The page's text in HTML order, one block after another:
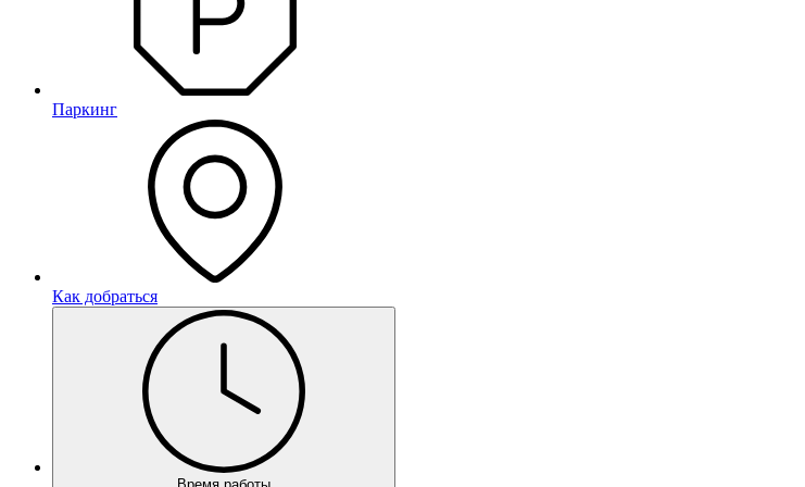
Паркинг
Как добраться